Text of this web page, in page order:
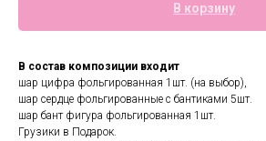
В корзину
В состав композиции входит
шар цифра фольгированная 1шт. (на выбор),
шар сердце фольгированные с бантиками 5шт.
шар бант фигура фольгированная 1шт.
Грузики в Подарок.